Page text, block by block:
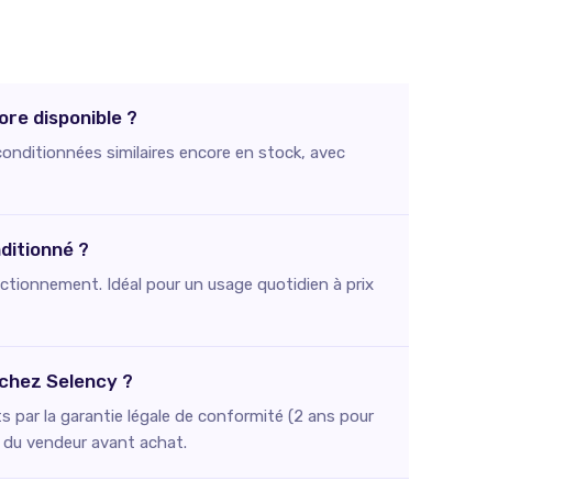
disponible ?
similaires encore en stock, avec
?
Idéal pour un usage quotidien à prix
Selency ?
par la garantie légale de conformité (2 ans pour
vendeur avant achat.